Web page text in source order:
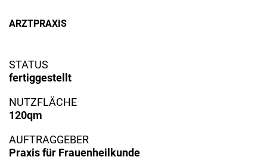
ARZTPRAXIS
24. Oktober 2021
By Lars Holzmann
STATUS
fertiggestellt
NUTZFLÄCHE
120qm
AUFTRAGGEBER
Praxis für Frauenheilkunde